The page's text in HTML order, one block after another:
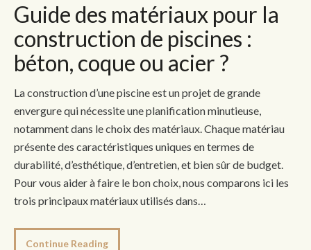
Guide des matériaux pour la
construction de piscines :
béton, coque ou acier ?
La construction d’une piscine est un projet de grande
envergure qui nécessite une planification minutieuse,
notamment dans le choix des matériaux. Chaque matériau
présente des caractéristiques uniques en termes de
durabilité, d’esthétique, d’entretien, et bien sûr de budget.
Pour vous aider à faire le bon choix, nous comparons ici les
trois principaux matériaux utilisés dans…
Continue Reading